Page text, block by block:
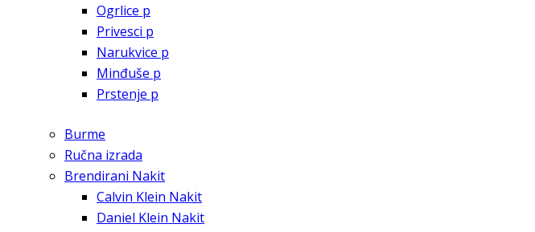
Ogrlice p
Privesci p
Narukvice p
Minđuše p
Prstenje p
Burme
Ručna izrada
Brendirani Nakit
Calvin Klein Nakit
Daniel Klein Nakit